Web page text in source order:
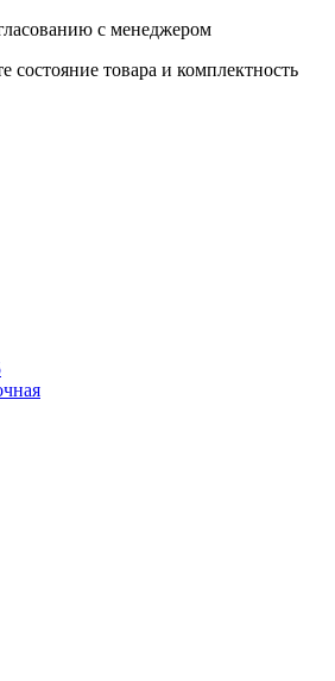
с менеджером
состояние товара и комплектность